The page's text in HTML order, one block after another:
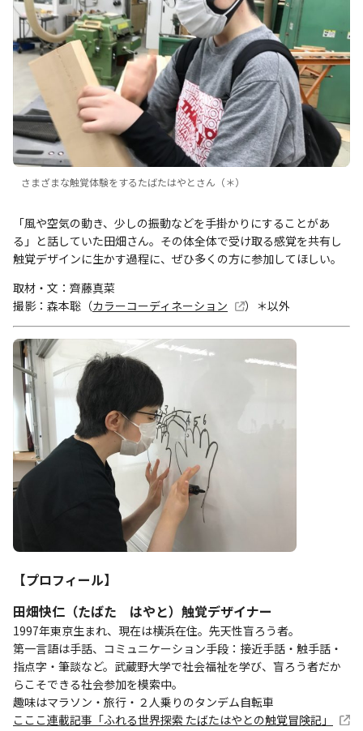
さまざまな触覚体験をするたばたはやとさん（＊）
「風や空気の動き、少しの振動などを手掛かりにすることがあ
る」と話していた田畑さん。その体全体で受け取る感覚を共有し
触覚デザインに生かす過程に、ぜひ多くの方に参加してほしい。
取材・文：齊藤真菜
撮影：森本聡（カラーコーディネーション ）＊以外
【プロフィール】
田畑快仁（たばた はやと）触覚デザイナー
1997年東京生まれ、現在は横浜在住。先天性盲ろう者。
第一言語は手話、コミュニケーション手段：接近手話・触手話・
指点字・筆談など。武蔵野大学で社会福祉を学び、盲ろう者だか
らこそできる社会参加を模索中。
趣味はマラソン・旅行・２人乗りのタンデム自転車
こここ連載記事「ふれる世界探索 たばたはやとの触覚冒険記」